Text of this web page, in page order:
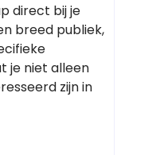
direct bij je
breed publiek,
je niet alleen
zijn in